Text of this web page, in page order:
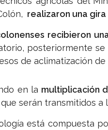
realizaron una
recibieron
posteriormente
de aclimatización de
en la multiplicación
serán transmitidos a
está compuesta